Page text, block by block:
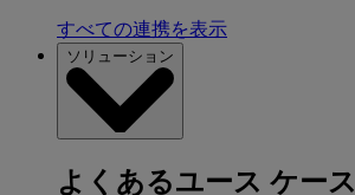
すべての連携を表示
ソリューション
よくあるユース ケース